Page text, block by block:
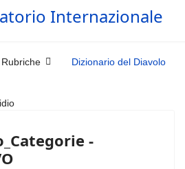
Rubriche Dizionario del Diavolo
-